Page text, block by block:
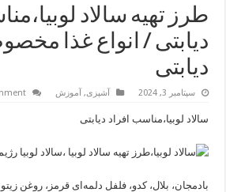
طرز تهیه سالاد
دیابتی / انواع غذا
دیابتی
سپتامبر 3, 2024 آشپزی,آموزش
سالاد لوبیا،مناسب افراد دیابتی
بادمجان، بلال، کدو، فلفل دلمه‌ای قرمز، روغن